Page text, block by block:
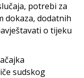
potrebi za
dokaza, dodatnih
o tijeku
sudskog